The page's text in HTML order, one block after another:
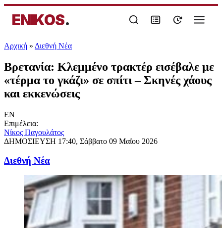
ENIKOS.
Αρχική » Διεθνή Νέα
Βρετανία: Κλεμμένο τρακτέρ εισέβαλε με
«τέρμα το γκάζι» σε σπίτι – Σκηνές χάους
και εκκενώσεις
EN
Επιμέλεια:
Νίκος Παγουλάτος
ΔΗΜΟΣΙΕΥΣΗ 17:40, Σάββατο 09 Μαΐου 2026
Διεθνή Νέα